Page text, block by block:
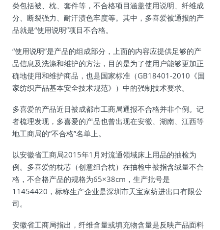
类包括被、枕、套件等，不合格项目涵盖使用说明、纤维成
分、断裂强力、耐汗渍色牢度等。其中，多喜爱被通报的产
品就是“使用说明”项目不合格。
“使用说明”是产品的组成部分，上面的内容应提供足够的产
品信息及洗涤和维护的方法，目的是为了使用户能够更加正
确地使用和维护商品，也是国家标准（GB18401-2010《国
家纺织产品基本安全技术规范》）中的强制技术要求。
多喜爱的产品近日被成都市工商局通报不合格并非个例。记
者梳理发现，多喜爱的产品也曾出现在安徽、湖南、江西等
地工商局的“不合格”名单上。
以安徽省工商局2015年1月对流通领域床上用品的抽检为
例。多喜爱的枕芯（创意组合枕）在抽检中被指含绒量不合
格，不合格产品的规格为65×38cm，生产批号是
11454420，标称生产企业是深圳市天宝家纺进出口有限公
司。
安徽省工商局指出，纤维含量或填充物含量是反映产品面料